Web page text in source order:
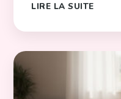
LIRE LA SUITE